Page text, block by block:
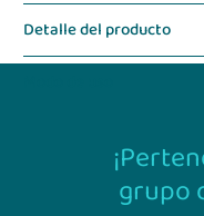
Detalle del producto
grupo